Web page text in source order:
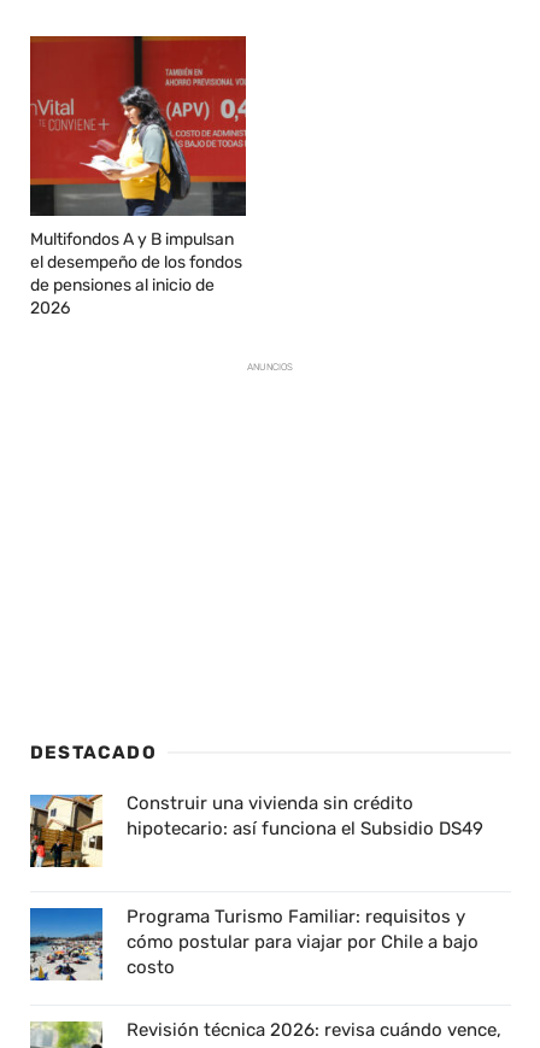
Multifondos A y B impulsan
el desempeño de los fondos
de pensiones al inicio de
2026
ANUNCIOS
DESTACADO
Construir una vivienda sin crédito
hipotecario: así funciona el Subsidio DS49
Programa Turismo Familiar: requisitos y
cómo postular para viajar por Chile a bajo
costo
Revisión técnica 2026: revisa cuándo vence,